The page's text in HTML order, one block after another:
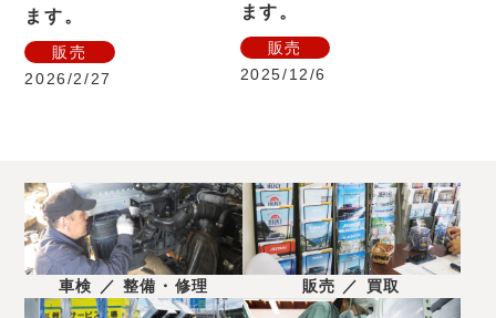
ます。
販売
2026/2/27
ます。
販売
2025/12/6
車検 ／ 整備・修理 販売 ／ 買取